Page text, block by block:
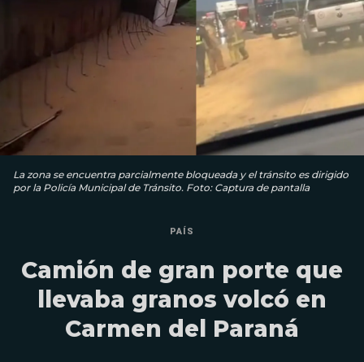
La zona se encuentra parcialmente bloqueada y el tránsito es dirigido
por la Policía Municipal de Tránsito. Foto: Captura de pantalla
PAÍS
Camión de gran porte que
llevaba granos volcó en
Carmen del Paraná